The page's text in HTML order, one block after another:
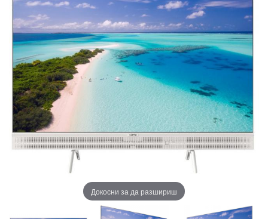
Докосни за да разшириш